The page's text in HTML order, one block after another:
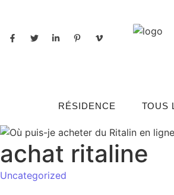
RÉSIDENCE TOUS
achat ritaline
Uncategorized